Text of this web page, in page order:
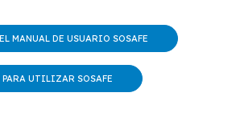
MANUAL DE USUARIO SOSAFE
UTILIZAR SOSAFE